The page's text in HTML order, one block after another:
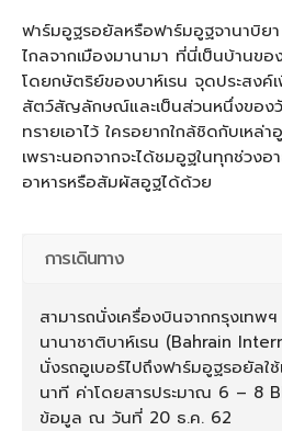
ฟาร์มอูฐรอยัลหรือฟาร์มอูฐจานาบิย
ไกลจากเมืองมานามา ที่นี่เป็นบ้าน
โดยกษัตริย์ของบาห์เรน จุดประสงค์
สัตว์สัญลักษณ์และเป็นส่วนหนึ่งของวั
ทรายเอาไว้ ใครอยากใกล้ชิดกับเหล่
เพราะนอกจากจะได้ชมอูฐในทุกช่วง
อาหารหรือสัมผัสอูฐได้ด้วย
การเดินทาง
สามารถนั่งเครื่องบินจากกรุงเทพ
นานาชาติบาห์เรน (Bahrain
นั่งรถอูเบอร์ไปถึงฟาร์มอูฐรอยัลใ
นาที ค่าโดยสารประมาณ 6 – 8
ข้อมูล ณ วันที่ 20 ธ.ค. 62